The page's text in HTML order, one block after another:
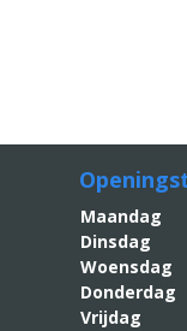
Dinsdag
Woensdag
Donderdag
Vrijdag